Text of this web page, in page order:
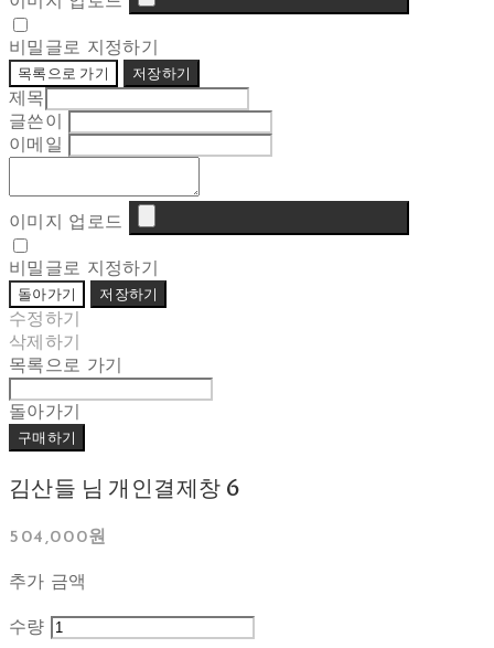
비밀글로 지정하기
목록으로 가기 저장하기
제목
글쓴이
이메일
이미지 업로드
비밀글로 지정하기
돌아가기 저장하기
수정하기
삭제하기
목록으로 가기
돌아가기
구매하기
김산들 님 개인결제창 6
504,000원
추가 금액
수량